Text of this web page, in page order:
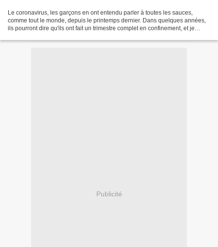
Le coronavirus, les garçons en ont entendu parler à toutes les sauces,
comme tout le monde, depuis le printemps dernier. Dans quelques années,
ils pourront dire qu'ils ont fait un trimestre complet en confinement, et je
Publicité